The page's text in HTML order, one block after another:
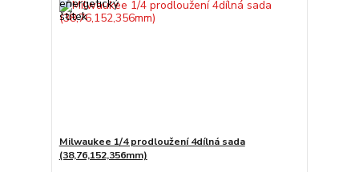
Milwaukee 1/4 prodloužení 4dílná sada
(38,76,152,356mm)